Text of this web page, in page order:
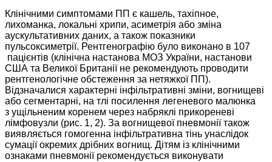
Клінічними симптомами ПП є кашель, тахіпное,
лихоманка, локальні хрипи, асиметрія або зміна
аускультативних даних, а також показники
пульсоксиметрії. Рентгенографію було виконано в 107
пацієнтів (клінічна настанова МОЗ України, настанови
США та Великої Британії не рекомендують проводити
рентгенологічне обстеження за нетяжкої ПП).
Відзначалися характерні інфільтративні зміни, вогнищеві
або сег­ментарні, на тлі посилення легеневого малюнка
з ущільненим коренем через набряклі прикореневі
лімфовузли (рис. 1, 2). За вогнищевої пневмонії також
виявляється гомогенна інфільтративна тінь унаслідок
сумації окремих дрібних вогнищ. Дітям із клінічними
ознаками пневмонії рекомендується виконувати